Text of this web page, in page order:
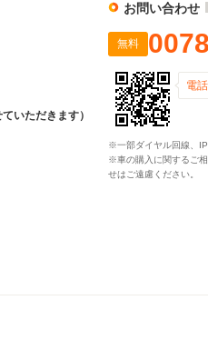
いただきます）
お問い合わせ
無料
電
※一部ダイヤル回線、IP
※車の購入に関するご
せはご遠慮ください。